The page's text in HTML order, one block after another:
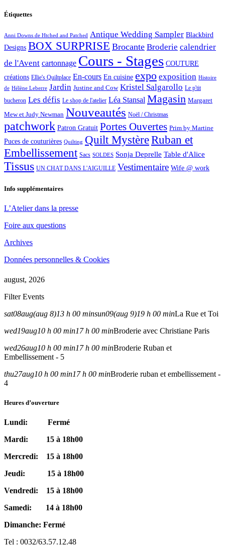
Étiquettes
Anni Downs de Htched and Patched Antique Wedding Sampler Blackbird
Designs BOX SURPRISE Brocante Broderie calendrier
de l'Avent cartonnage Cours - Stages COUTURE
créations Ellie's Quiltplace En-cours En cuisine expo exposition Histoire
de Hélène Leberre Jardin Justine and Cow Kristel Salgarollo Le p'tit
bucheron Les défis Le shop de l'atelier Léa Stansal Magasin Margaret
Mew et Judy Newman Nouveautés Noël / Christmas
patchwork Patron Gratuit Portes Ouvertes Prim by Martine
Puces de couturières Quilting Quilt MystèreRuban et
Embellissement Sacs SOLDES Sonja Deprelle Table d'Alice
Tissus UN CHAT DANS L'AIGUILLE Vestimentaire Wife @ work
Info supplémentaires
L’Atelier dans la presse
Foire aux questions
Archives
Données personnelles & Cookies
august, 2026
Filter Events
sat08aug(aug 8)13 h 00 minsun09(aug 9)19 h 00 minLa Rue et Toi
wed19aug10 h 00 min17 h 00 minBroderie avec Christiane Paris
wed26aug10 h 00 min17 h 00 minBroderie Ruban et
Embellissement - 5
thu27aug10 h 00 min17 h 00 minBroderie ruban et embellissement -
4
Heures d’ouverture
Lundi: Fermé
Mardi: 15 à 18h00
Mercredi: 15 à 18h00
Jeudi: 15 à 18h00
Vendredi: 15 à 18h00
Samedi: 14 à 18h00
Dimanche: Fermé
Tel : 0032/63.57.12.48